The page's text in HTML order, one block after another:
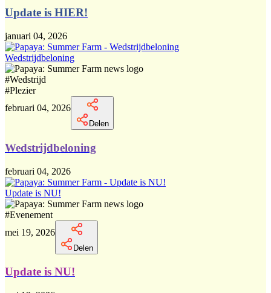
Update is HIER!
januari 04, 2026
Wedstrijdbeloning
#Wedstrijd
#Plezier
februari 04, 2026
Delen
Wedstrijdbeloning
februari 04, 2026
Update is NU!
#Evenement
mei 19, 2026
Delen
Update is NU!